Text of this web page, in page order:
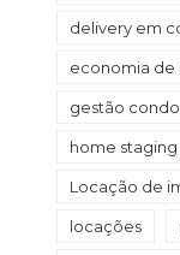
delivery em
economia de
gestão
home staging
Locação de
locações